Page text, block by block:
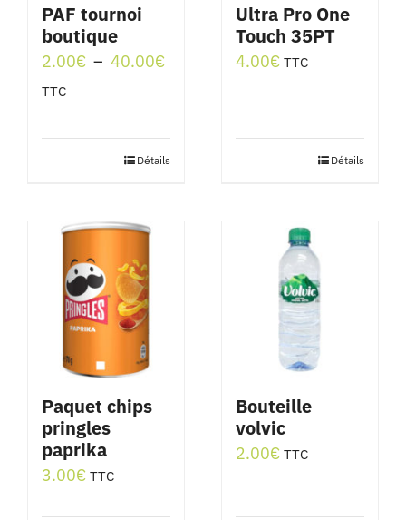
PAF tournoi
boutique
2.00€ – 40.00€Plage
TTC
plusieurs
variations.
options
peuvent
être
choisies
sur
la
page
Détails
Ultra Pro One
Touch 35PT
4.00€ TTC
Détails
Paquet chips
pringles
paprika
3.00€ TTC
Bouteille
volvic
2.00€ TTC